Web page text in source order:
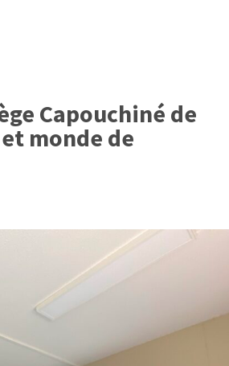
Capouchiné de
monde de